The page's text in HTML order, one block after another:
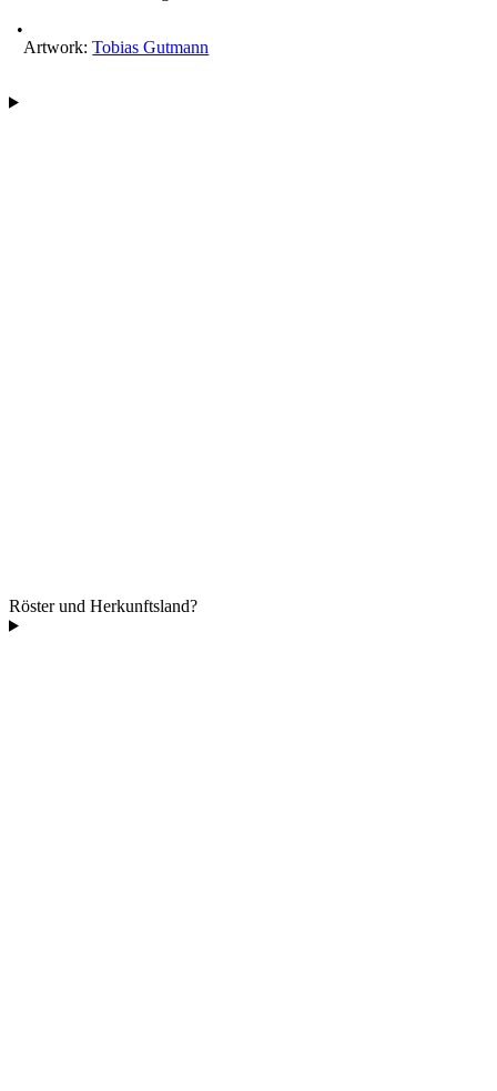
Artwork:Tobias Gutmann
Röster und Herkunftsland?